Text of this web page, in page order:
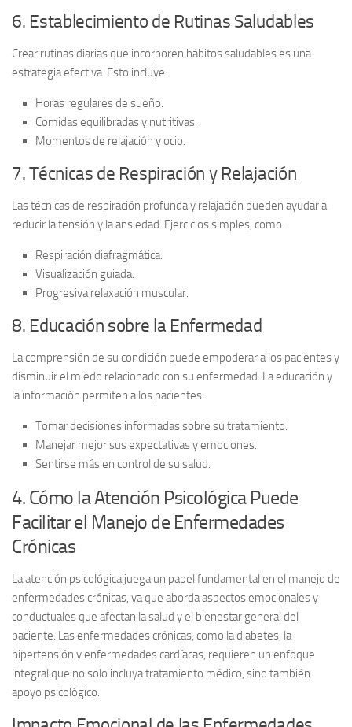
6. Establecimiento de Rutinas Saludables
Crear rutinas diarias que incorporen hábitos saludables es una
estrategia efectiva. Esto incluye:
Horas regulares de sueño.
Comidas equilibradas y nutritivas.
Momentos de relajación y ocio.
7. Técnicas de Respiración y Relajación
Lastécnicas de respiración profunday relajación pueden ayudar a
reducir la tensión y la ansiedad. Ejercicios simples, como:
Respiración diafragmática.
Visualización guiada.
Progresiva relaxación muscular.
8. Educación sobre la Enfermedad
La comprensión de su condición puede empoderar a los pacientes y
disminuir el miedo relacionado con su enfermedad. Laeducación y
la información permiten a los pacientes:
Tomar decisiones informadas sobre su tratamiento.
Manejar mejor sus expectativas y emociones.
Sentirse más en control de su salud.
4. Cómo la Atención Psicológica Puede
Facilitar el Manejo de Enfermedades
Crónicas
Laatención psicológicajuega un papel fundamental en el manejo de
enfermedades crónicas, ya que aborda aspectos emocionales y
conductuales que afectan la salud y el bienestar general del
paciente. Las enfermedades crónicas, como la diabetes, la
hipertensión y enfermedades cardíacas, requieren un enfoque
integral que no solo incluya tratamiento médico, sino también
apoyo psicológico.